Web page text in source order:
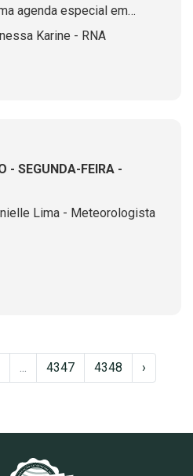
agenda especial em
culturais e
anos do município.
Karine - RNA
- SEGUNDA-FEIRA -
Lima - Meteorologista
... 4347 4348 ›